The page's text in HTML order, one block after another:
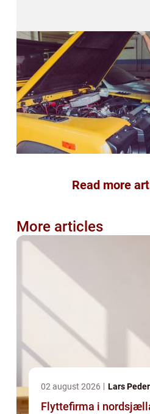
Read more
More articles
02 august 2026 Lars
Flyttefirma i nordsjælland